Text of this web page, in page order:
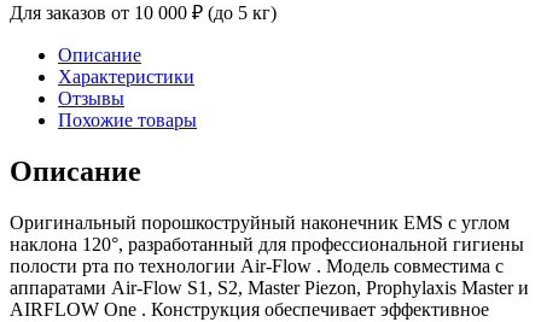
Для заказов от 10 000 ₽ (до 5 кг)
Описание
Характеристики
Отзывы
Похожие товары
Описание
Оригинальный порошкоструйный наконечник EMS с углом
наклона 120°, разработанный для профессиональной гигиены
полости рта по технологии Air-Flow . Модель совместима с
аппаратами Air-Flow S1, S2, Master Piezon, Prophylaxis Master и
AIRFLOW One . Конструкция обеспечивает эффективное